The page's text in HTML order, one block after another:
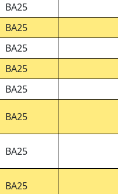
BA25
BA25
BA25
BA25
BA25
BA25
BA25
BA25